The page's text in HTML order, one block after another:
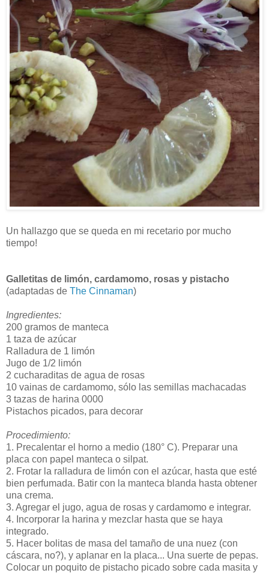
Un hallazgo que se queda en mi recetario por mucho
tiempo!
Galletitas de limón, cardamomo, rosas y pistacho
(adaptadas de The Cinnaman)
Ingredientes:
200 gramos de manteca
1 taza de azúcar
Ralladura de 1 limón
Jugo de 1/2 limón
2 cucharaditas de agua de rosas
10 vainas de cardamomo, sólo las semillas machacadas
3 tazas de harina 0000
Pistachos picados, para decorar
Procedimiento:
1. Precalentar el horno a medio (180° C). Preparar una
placa con papel manteca o silpat.
2. Frotar la ralladura de limón con el azúcar, hasta que esté
bien perfumada. Batir con la manteca blanda hasta obtener
una crema.
3. Agregar el jugo, agua de rosas y cardamomo e integrar.
4. Incorporar la harina y mezclar hasta que se haya
integrado.
5. Hacer bolitas de masa del tamaño de una nuez (con
cáscara, no?), y aplanar en la placa... Una suerte de pepas.
Colocar un poquito de pistacho picado sobre cada masita y